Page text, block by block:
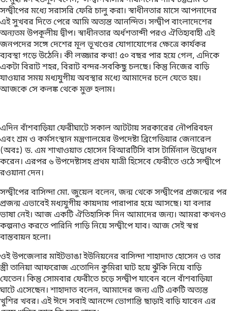
সন্দ্বীপের মধ্যে সরাসরি ফেরি চালু করা। স্বাধীনতার মাসে আপনাদের
এই সুখবর দিতে পেরে আমি অত্যন্ত আনন্দিত। সন্দ্বীপ বাংলাদেশের
অন্যতম উপকূলীয় দ্বীপ। স্বাধীনতার অর্ধশতাব্দী পরও ঐতিহ্যবাহী এই
জনপদের সঙ্গে দেশের মূল ভূখণ্ডের যোগাযোগের ক্ষেত্রে কার্যকর
ব্যবস্থা গড়ে উঠেনি। কী লজ্জার কথা! ৫০ বছর পার হয়ে গেল, এদিকে
একটা বিরাট শহর, বিরাট বন্দর-সবকিছু চলছে। কিন্তু নিজের বাড়ি
যাওয়ার সময় মধ্যযুগীয় অবস্থার মধ্যে আমাদের চলে যেতে হয়।
আজকে সে কলঙ্ক থেকে মুক্ত হলাম।
এদিন বাঁশবাড়িয়া ফেরীঘাটে সকাল আটটায় সরকারের নৌপরিবহন
এবং শ্রম ও কর্মসংস্থান মন্ত্রণালয়ের উপদেষ্টা ব্রিগেডিয়ার জেনারেল
(অবঃ) ড. এম শাখাওয়াত হোসেন বিআরটিসি বাস টার্মিনাল উদ্বোধন
করেন। এরপর ৬ উপদেষ্টাসহ প্রথম যাত্রী হিসেবে ফেরীতে ওঠে সন্দ্বীপে
রওয়ানা দেন।
সন্দ্বীপের বাসিন্দা মো. জুয়েল বলেন, জন্ম থেকে সন্দ্বীপের প্রজন্মের পর
প্রজন্ম এভাবেই মধ্যযুগীয় কায়দায় পারাপার হয়ে আসছে। যা বলার
ভাষা নেই। আজ একটি ঐতিহাসিক দিন আমাদের জন্য। আমরা কখনও
কল্পনাও করতে পারিনি গাড়ি নিয়ে সন্দ্বীপে যাব। আজ সেই স্বপ্ন
বাস্তবায়ন হলো।
ওই উপজেলার মাইটভাঙা ইউনিয়নের বাসিন্দা শাহাদাত হোসেন ও তার
স্ত্রী তানিয়া আফরোজ এতোদিন কুমিরা ঘাট হয়ে ঝুঁকি নিয়ে বাড়ি
যেতেন। কিন্তু সোমবার ফেরীতে চড়ে সন্দ্বীপ যাবেন বলে বাঁশবাড়িয়া
ঘাটে এসেছেন। শাহাদাত বলেন, আমাদের জন্য এটি একটি অত্যন্ত
খুশির খবর। এই ঈদে সবাই আনন্দে ভোগান্তি ছাড়াই বাড়ি যাবেন এর